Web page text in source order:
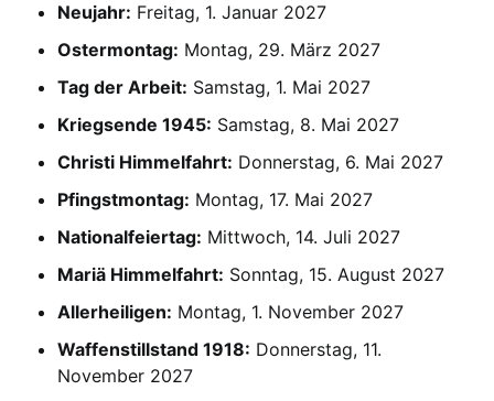
Neujahr: Freitag, 1. Januar 2027
Ostermontag: Montag, 29. März 2027
Tag der Arbeit: Samstag, 1. Mai 2027
Kriegsende 1945: Samstag, 8. Mai 2027
Christi Himmelfahrt: Donnerstag, 6. Mai 2027
Pfingstmontag: Montag, 17. Mai 2027
Nationalfeiertag: Mittwoch, 14. Juli 2027
Mariä Himmelfahrt: Sonntag, 15. August 2027
Allerheiligen: Montag, 1. November 2027
Waffenstillstand 1918: Donnerstag, 11.
November 2027